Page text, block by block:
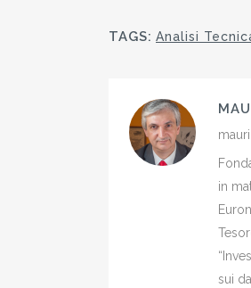
TAGS: Analisi
in
sui